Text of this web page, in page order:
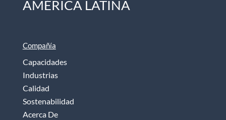
AMÉRICA LATINA
Compañía
Capacidades
Industrias
Calidad
Sostenabilidad
Acerca De